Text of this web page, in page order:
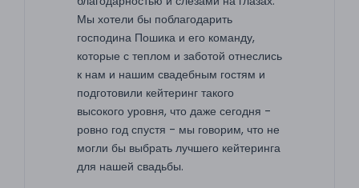
Мы хотели бы поблагодарить
господина Пошика и его команду,
которые с теплом и заботой отнеслись
к нам и нашим свадебным гостям и
подготовили кейтеринг такого
высокого уровня, что даже сегодня -
ровно год спустя - мы говорим, что не
могли бы выбрать лучшего кейтеринга
для нашей свадьбы.